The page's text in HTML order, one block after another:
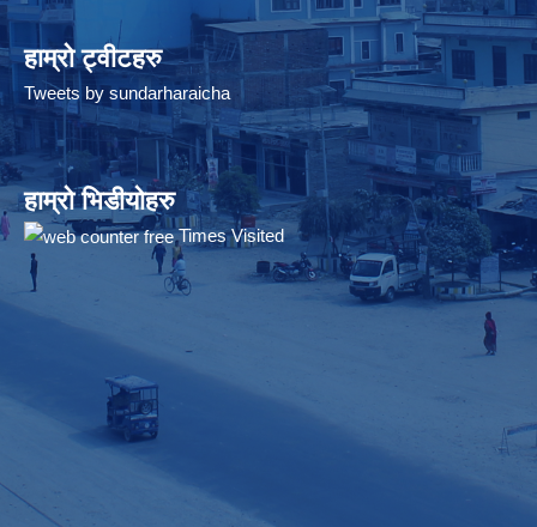
हाम्रो ट्वीटहरु
Tweets by sundarharaicha
हाम्रो भिडीयोहरु
Times Visited